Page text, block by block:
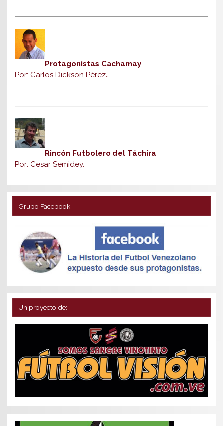
Protagonistas Cachamay
Por: Carlos Dickson Pérez.
Rincón Futbolero del Táchira
Por: Cesar Semidey.
Grupo Facebook
Un proyecto de: